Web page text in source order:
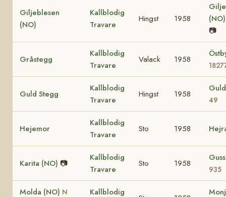
Giljeblesen
(NO)
Kallblodig
Travare
Hingst 1958
📷
Gråstegg
Kallblodig
Travare
Valack 1958
Guld Stegg
Kallblodig
Travare
Hingst 1958
49
Hejemor
Kallblodig
Travare
Sto 1958
Karita (NO) 📷
Kallblodig
Travare
Sto 1958
935
Molda (NO) N
Kallblodig